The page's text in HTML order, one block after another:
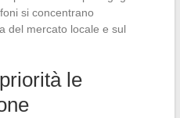
si concentrano
del mercato locale e sul
le